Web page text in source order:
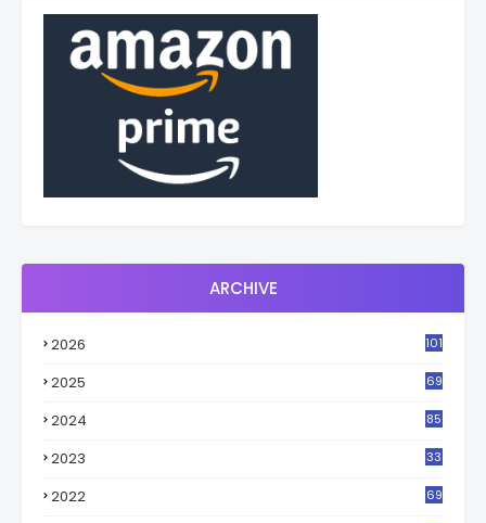
ARCHIVE
2026 101
2025 69
2024 85
2023
33
2022 69